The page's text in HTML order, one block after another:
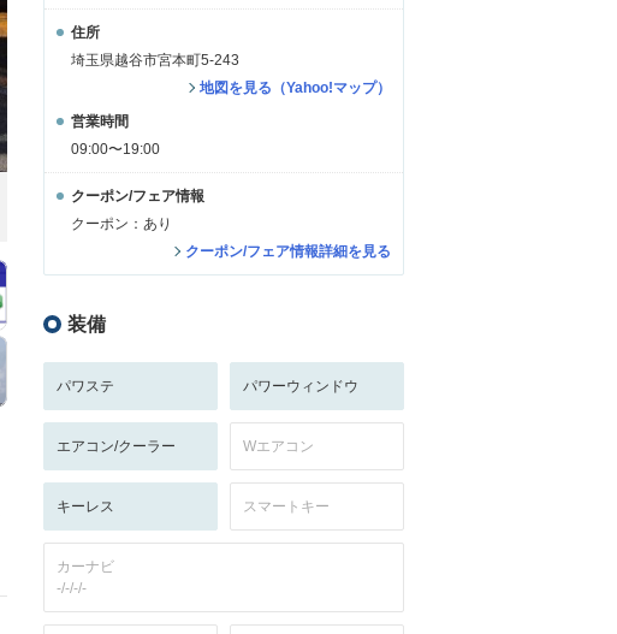
住所
埼玉県越谷市宮本町5-243
地図を見る（Yahoo!マップ）
営業時間
09:00〜19:00
クーポン/フェア情報
クーポン：あり
クーポン/フェア情報詳細を見る
装備
パワステ パワーウィンドウ
エアコン/クーラー Wエアコン
キーレス スマートキー
カーナビ
-/-/-/-